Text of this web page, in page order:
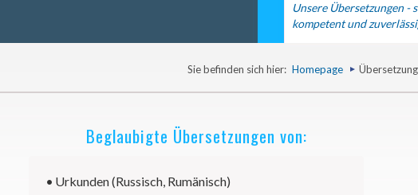
Unsere Übersetzungen -
kompetent und
Sie befinden sich hier: Homepage
Beglaubigte Übersetzungen von:
• Urkunden (Russisch, Rumänisch)